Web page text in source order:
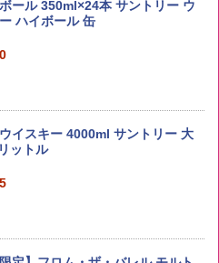
お米マイスターブレンド
ール 350ml×24本 サントリー ウ
ハイボール 缶
ウイスキー 4000ml サントリー 大
ットル